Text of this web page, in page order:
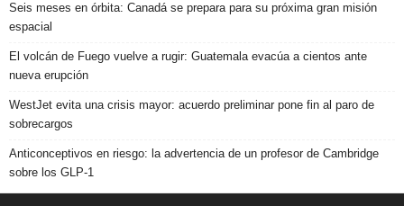
Seis meses en órbita: Canadá se prepara para su próxima gran misión
espacial
El volcán de Fuego vuelve a rugir: Guatemala evacúa a cientos ante
nueva erupción
WestJet evita una crisis mayor: acuerdo preliminar pone fin al paro de
sobrecargos
Anticonceptivos en riesgo: la advertencia de un profesor de Cambridge
sobre los GLP-1